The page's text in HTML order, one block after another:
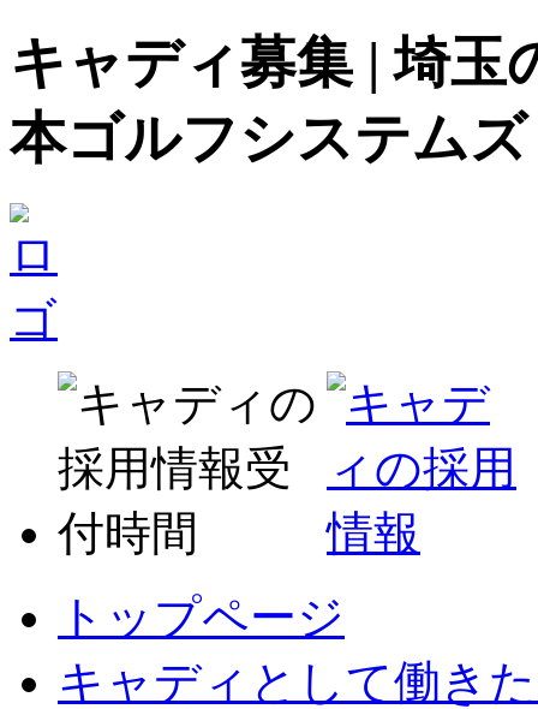
キャディ募集 | 埼玉
本ゴルフシステムズ
トップページ
キャディとして働き